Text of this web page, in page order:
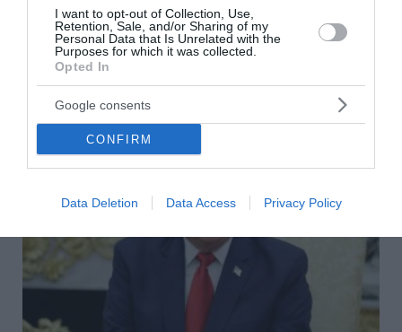
I want to opt-out of Collection, Use,
Retention, Sale, and/or Sharing of my
Personal Data that Is Unrelated with the
Purposes for which it was collected.
Opted In
Google consents
CONFIRM
Data Deletion Data Access Privacy Policy
Ισπανία δεν έχει τέλος. Οι μετανάστες συνεχίζουν
να πληρώνουν βαρύ τίμημα, καθώς ο αριθμός των
νεκρών αυξήθηκε στους 99, ενώ δεκάδες άνθρωποι
εξακολουθούν να αγνοο...